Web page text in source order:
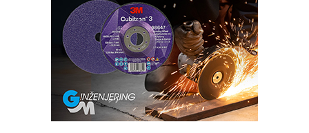
RMQ-TITAN ADVANCED INDICATOR
– Pametna signalizacija za efikasnije
upravljanje mašinama
Sigurnije ispitivanje transformatora u
solarnim elektranama i vetroparkovima
Pranje točkova na gradilištu- standard
modernog i odgovornog građenja